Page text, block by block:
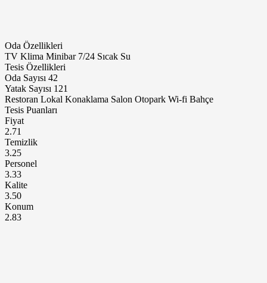
Oda Özellikleri
TV Klima Minibar 7/24 Sıcak Su
Tesis Özellikleri
Oda Sayısı 42
Yatak Sayısı 121
Restoran Lokal Konaklama Salon Otopark Wi-fi Bahçe
Tesis Puanları
Fiyat
2.71
Temizlik
3.25
Personel
3.33
Kalite
3.50
Konum
2.83